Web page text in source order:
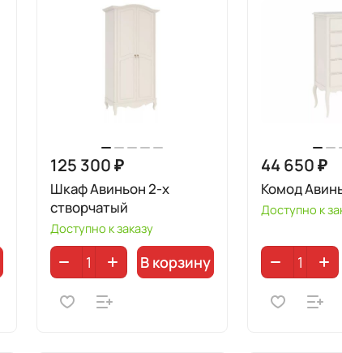
125 300 ₽
Шкаф Авиньон 2-х
створчатый
Доступно к заказу
В корзину
44 650 ₽
Комод
Доступно к